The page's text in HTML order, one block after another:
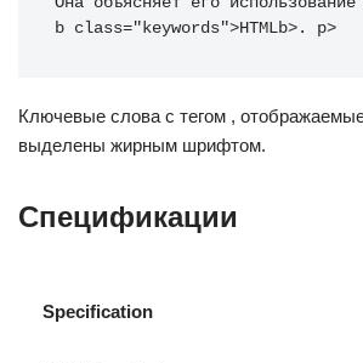
b class="keywords">HTMLb> . p>
Ключевые слова с тегом ,
выделены жирным шрифтом.
Спецификации
Specification